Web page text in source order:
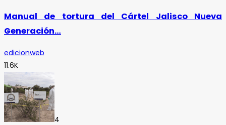
Manual de tortura del Cártel Jalisco Nueva
Generación…
edicionweb
11.6K
4